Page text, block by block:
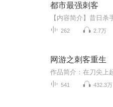
都市最强刺客
262 2.7万
网游之刺客重生
541 432.3万